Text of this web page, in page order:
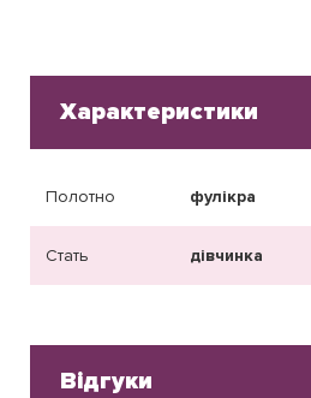
Характеристики
Полотно фулікра
Стать дівчинка
Відгуки